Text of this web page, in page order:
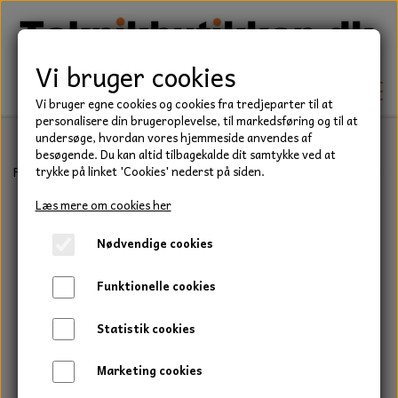
TEKNIK
KILEREMME
LEJER
PAKDÅSER
LÅSERINGE
BEFÆSTELSE
HAVE/PARK
UNIVERSALE REMME TIL PLÆNEKLIPPER OG
HAVETRAKTOR
TRAKTOR/ENTREPRENØR
Forside Befæstelse Bolte Stålsætbolt, Rustfri, A2
Vi bruger cookies
Vi bruger egne cookies og cookies fra tredjeparter til at
personalisere din brugeroplevelse, til markedsføring og til at
undersøge, hvordan vores hjemmeside anvendes af
besøgende. Du kan altid tilbagekalde dit samtykke ved at
trykke på linket 'Cookies' nederst på siden.
Læs mere om cookies her
Nødvendige cookies
Funktionelle cookies
Statistik cookies
Marketing cookies